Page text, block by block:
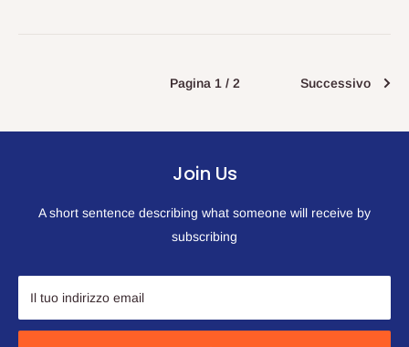
Pagina 1 / 2 Successivo
Join Us
A short sentence describing what someone will receive by
subscribing
Il tuo indirizzo email